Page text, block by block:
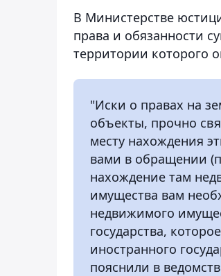
В Министерстве
права и обязанности
территории которого
"Иски о правах на
объекты, прочно
месту нахождения
вами в обращении
нахождение там
имущества вам
недвижимого
государства,
иностранного
пояснили в